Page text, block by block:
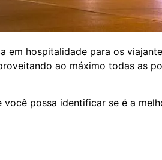
hospitalidade para os
ao máximo todas as
possa identificar se é a